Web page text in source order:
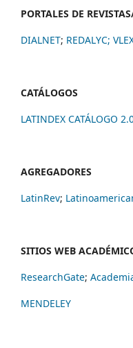
PORTALES DE
DIALNET; REDALYC;
CATÁLOGOS
LATINDEX CATÁLOGO
AGREGADORES
LatinRev;
SITIOS WEB
ResearchGate;
MENDELEY